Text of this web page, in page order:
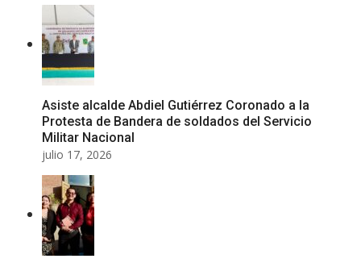
Asiste alcalde Abdiel Gutiérrez Coronado a la
Protesta de Bandera de soldados del Servicio
Militar Nacional
julio 17, 2026